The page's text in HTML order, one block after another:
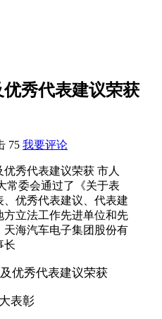
秀代表建议荣获
75 我要评论
秀代表建议荣获 市人
常委会通过了《关于表
、优秀代表建议、代表建
立法工作先进单位和先
海汽车电子集团股份有
长
优秀代表建议荣获
表彰